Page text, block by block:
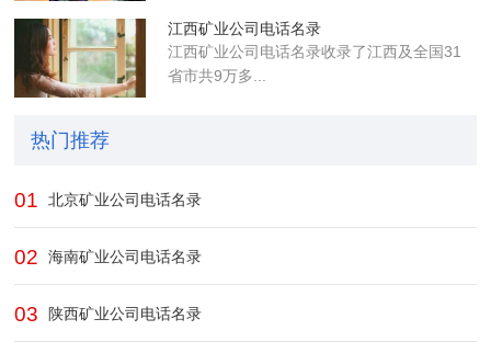
江西矿业公司电话名录
江西矿业公司电话名录收录了江西及全国31
省市共9万多...
热门推荐
01 北京矿业公司电话名录
02 海南矿业公司电话名录
03 陕西矿业公司电话名录